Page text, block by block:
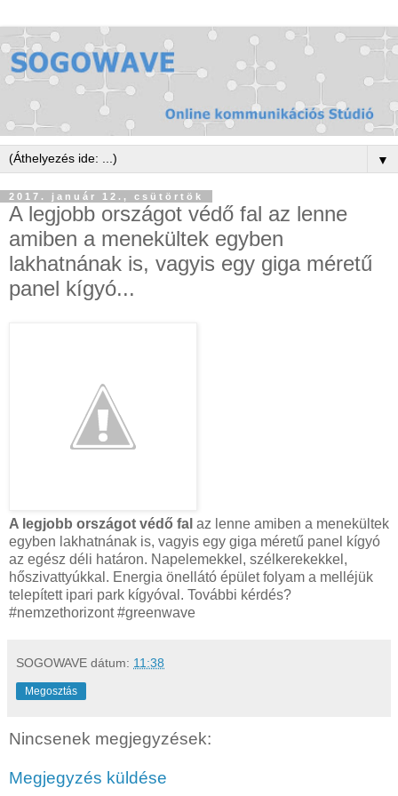
▼
2017. január 12., csütörtök
A legjobb országot védő fal az lenne
amiben a menekültek egyben
lakhatnának is, vagyis egy giga méretű
panel kígyó...
A legjobb országot védő fal az lenne amiben a menekültek
egyben lakhatnának is, vagyis egy giga méretű panel kígyó
az egész déli határon. Napelemekkel, szélkerekekkel,
hőszivattyúkkal. Energia önellátó épület folyam a melléjük
telepített ipari park kígyóval. További kérdés?
#nemzethorizont #greenwave
SOGOWAVE dátum: 11:38
Megosztás
Nincsenek megjegyzések:
Megjegyzés küldése